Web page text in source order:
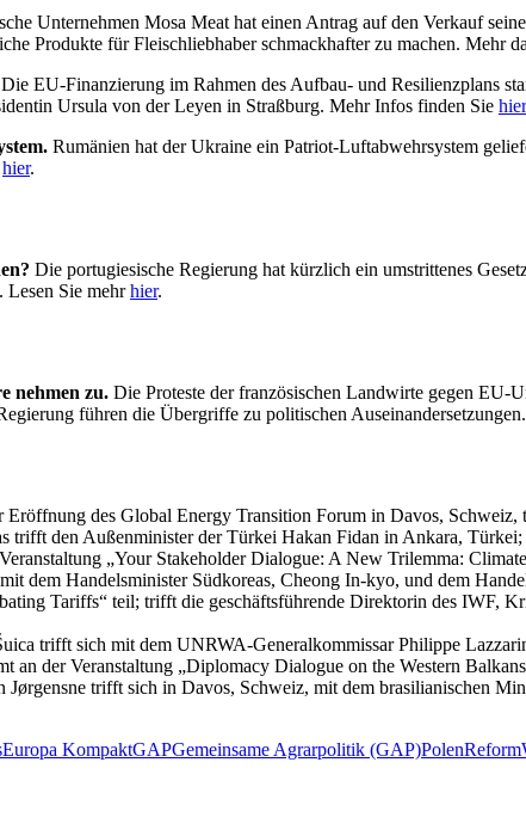
Unternehmen Mosa Meat hat einen Antrag auf den Verkauf
Produkte für Fleischliebhaber schmackhafter zu machen. Mehr
Die EU-Finanzierung im Rahmen des Aufbau- und Resilienzplans
Ursula von der Leyen in Straßburg. Mehr Infos finden Sie hier
Rumänien hat der Ukraine ein Patriot-Luftabwehrsystem
hier.
Die portugiesische Regierung hat kürzlich ein umstrittenes
Lesen Sie mehrhier.
nehmen zu. Die Proteste der französischen Landwirte gegen EU-
führen die Übergriffe zu politischen
des Global Energy Transition Forum in Davos, Schweiz,
den Außenminister der Türkei Hakan Fidan in Ankara, Türkei;
„Your Stakeholder Dialogue: A New Trilemma:
dem Handelsminister Südkoreas, Cheong In-kyo, und dem
Tariffs“ teil; trifft die geschäftsführende Direktorin des IWF,
trifft sich mit dem UNRWA-Generalkommissar Philippe
der Veranstaltung „Diplomacy Dialogue on the Western
trifft sich in Davos, Schweiz, mit dem brasilianischen
Europa KompaktGAPGemeinsame Agrarpolitik (GAP)PolenReform